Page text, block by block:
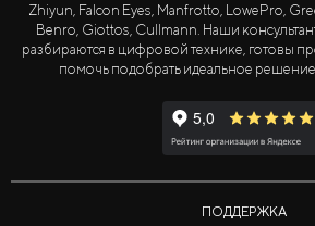
Zhiyun, Falcon Eyes, Manfrotto, LowePro,
Benro, Giottos, Cullmann. Наши
разбираются в цифровой технике, готовы
помочь подобрать идеальное
ПОДДЕРЖКА